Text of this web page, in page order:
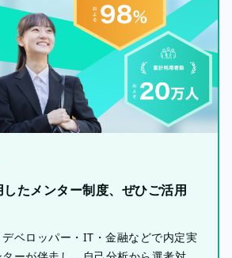
たメンター制度、ぜひご活用
ベロッパー・IT・金融などで内定実